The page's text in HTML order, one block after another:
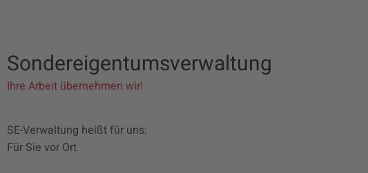
Sondereigentums­verwaltung
Ihre Arbeit übernehmen wir!
SE-Verwaltung heißt für uns:
Für Sie vor Ort